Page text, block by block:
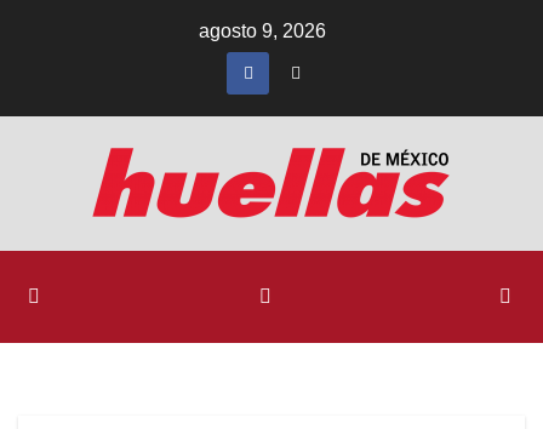
agosto 9, 2026